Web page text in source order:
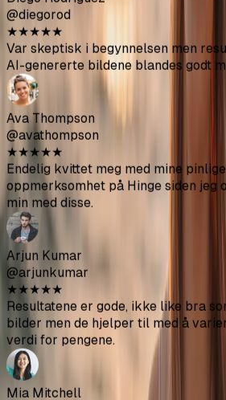
Arjun Kumar
@arjunkumar
★★★★★
Resultatene er gode, ikke like bra
bilder men de hjelper til med å
verdi for pengene.
Mia Mitchell
@miamitchell
★★ ★★★
Etter andre runde fikk jeg noen
bare på å laste opp kildebilder av
Jason Park
@jasonpark
★★★★★
Fikk noen virkelig gode bilder. Mye
en fotograf. Pass på å følge
beste resultat.